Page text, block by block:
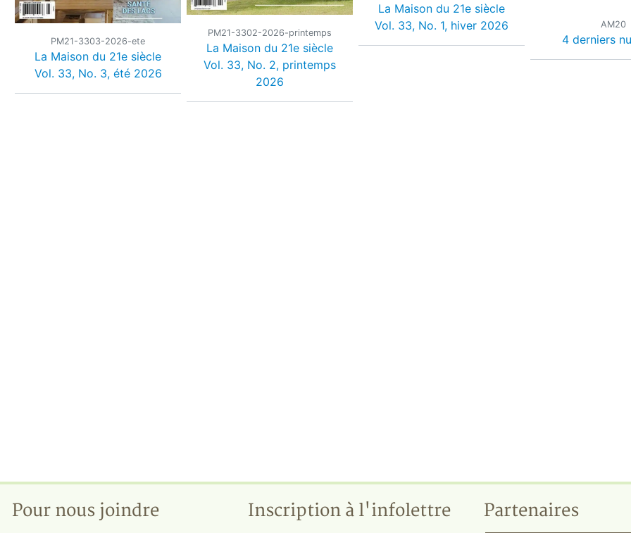
PM21-3303-2026-ete
La Maison du 21e siècle
Vol. 33, No. 3, été 2026
PM21-3302-2026-printemps
La Maison du 21e siècle
Vol. 33, No. 2, printemps
2026
La Maison du 21e siècle
Vol. 33, No. 1, hiver 2026
AM20
4 derniers
Pour nous joindre Inscription à l'infolettre Partenaires